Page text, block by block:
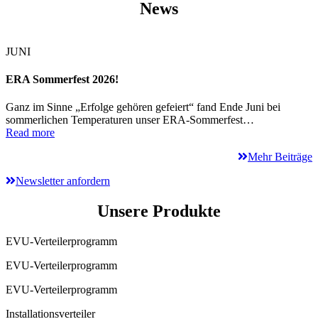
News
JUNI
ERA Sommerfest 2026!
Ganz im Sinne „Erfolge gehören gefeiert“ fand Ende Juni bei
sommerlichen Temperaturen unser ERA-Sommerfest…
Read more
Mehr Beiträge
Newsletter anfordern
Unsere Produkte
EVU-Verteilerprogramm
EVU-Verteilerprogramm
EVU-Verteilerprogramm
Installationsverteiler